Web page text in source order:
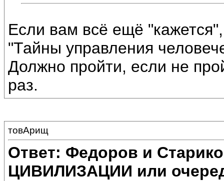
Если вам всё ещё
"Тайны управления
Должно пройти, если не
раз.
товАрищ
Ответ: Федоров и
ЦИВИЛИЗАЦИИ или